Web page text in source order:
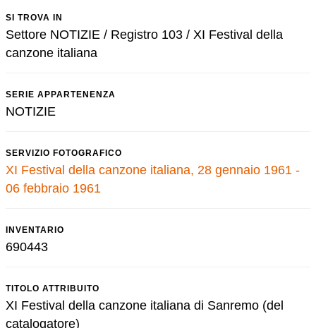
SI TROVA IN
Settore NOTIZIE / Registro 103 / XI Festival della
canzone italiana
SERIE APPARTENENZA
NOTIZIE
SERVIZIO FOTOGRAFICO
XI Festival della canzone italiana, 28 gennaio 1961 -
06 febbraio 1961
INVENTARIO
690443
TITOLO ATTRIBUITO
XI Festival della canzone italiana di Sanremo (del
catalogatore)